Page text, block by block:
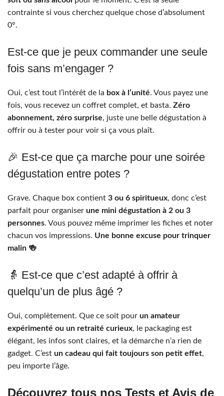
contrainte si vous cherchez quelque chose d’absolument
0°.
Est-ce que je peux commander une seule
fois sans m’engager ?
Oui, c’est tout l’intérêt de la box à l’unité. Vous payez une
fois, vous recevez un coffret complet, et basta. Zéro
abonnement, zéro surprise, juste une belle dégustation à
offrir ou à tester pour voir si ça vous plaît.
🎉 Est-ce que ça marche pour une soirée
dégustation entre potes ?
Grave. Chaque box contient 3 ou 6 spiritueux, donc c’est
parfait pour organiser une mini dégustation à 2 ou 3
personnes. Vous pouvez même imprimer les fiches et noter
chacun vos impressions. Une bonne excuse pour trinquer
malin 🍻
👵 Est-ce que c’est adapté à offrir à
quelqu’un de plus âgé ?
Oui, complètement. Que ce soit pour un amateur
expérimenté ou un retraité curieux, le packaging est
élégant, les infos sont claires, et la démarche n’a rien de
gadget. C’est un cadeau qui fait toujours son petit effet,
peu importe l’âge.
Découvrez tous nos Tests et Avis de